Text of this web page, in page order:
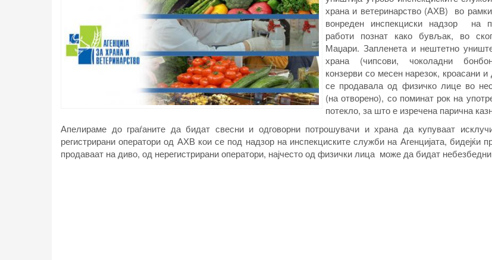
храна и ветеринарство (АХВ) во
вонреден инспекциски надзор на
работи познат како бувљак, во
Маџари. Запленета и нештетно
храна (чипсови, чоколадни
конзерви со месен нарезок, кроасани и
се продавала од физичко лице во
(на отворено), со поминат рок на
потекло, за што е изречена парична
Апелираме до граѓаните да бидат свесни и одговорни потрошувачи и храна да купуваат
регистрирани оператори од АХВ кои се под надзор на инспекциските служби на Агенцијата, бидејќи
продаваат на диво, од нерегистрирани оператори, најчесто од физички лица може да бидат